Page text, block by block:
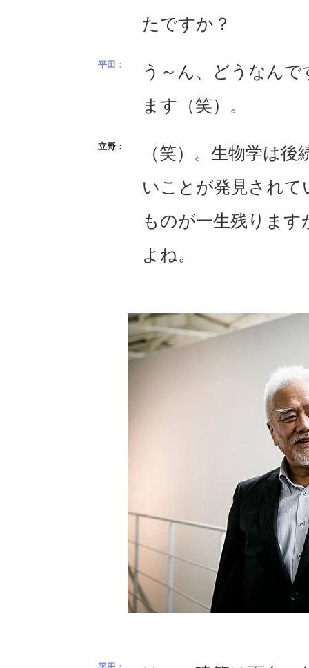
たですか？
う～ん、どうなん
ます（笑）。
（笑）。生物学は
いことが発見され
ものが一生残りま
よね。